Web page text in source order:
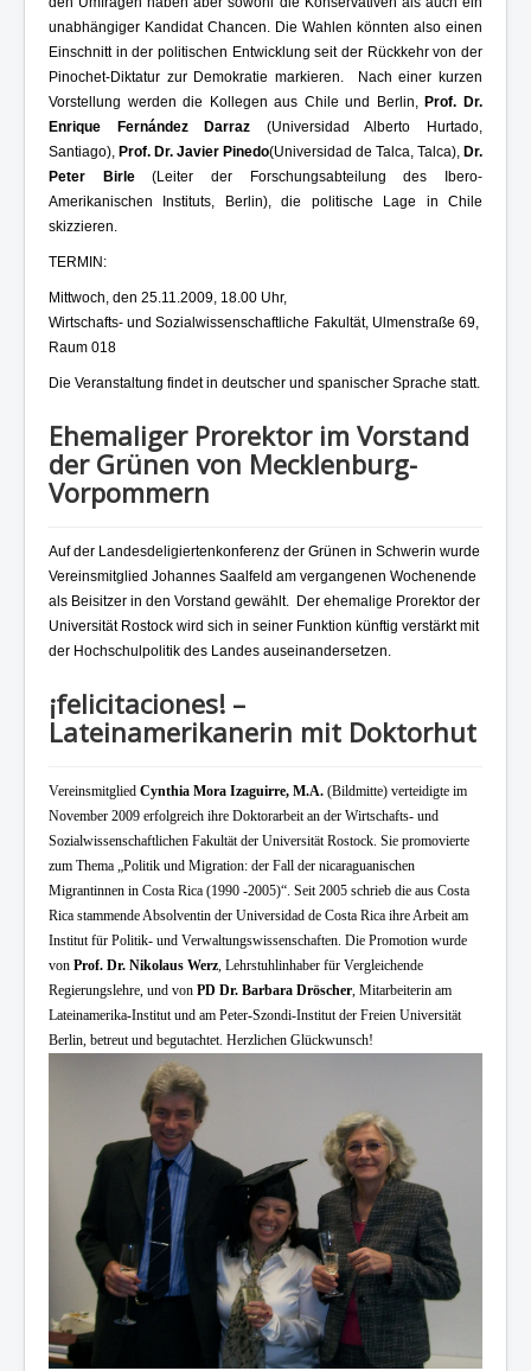
unabhängiger Kandidat Chancen. Die Wahlen könnten also einen
Einschnitt in der politischen Entwicklung seit der Rückkehr von der
Pinochet-Diktatur zur Demokratie markieren. Nach einer kurzen
Vorstellung werden die Kollegen aus Chile und Berlin, Prof. Dr.
Enrique Fernández Darraz (Universidad Alberto Hurtado,
Santiago), Prof. Dr. Javier Pinedo(Universidad de Talca, Talca), Dr.
Peter Birle(Leiter der Forschungsabteilung des Ibero-
Amerikanischen Instituts, Berlin), die politische Lage in Chile
skizzieren.
TERMIN:
Mittwoch, den 25.11.2009, 18.00 Uhr,
Wirtschafts- und Sozialwissenschaftliche Fakultät, Ulmenstraße 69,
Raum 018
Die Veranstaltung findet in deutscher und spanischer Sprache statt.
Ehemaliger Prorektor im Vorstand
der Grünen von Mecklenburg-
Vorpommern
Auf der Landesdeligiertenkonferenz der Grünen in Schwerin wurde
Vereinsmitglied Johannes Saalfeld am vergangenen Wochenende
als Beisitzer in den Vorstand gewählt. Der ehemalige Prorektor der
Universität Rostock wird sich in seiner Funktion künftig verstärkt mit
der Hochschulpolitik des Landes auseinandersetzen.
¡felicitaciones! –
Lateinamerikanerin mit Doktorhut
Vereinsmitglied Cynthia Mora Izaguirre, M.A. (Bildmitte) verteidigte im
November 2009 erfolgreich ihre Doktorarbeit an der Wirtschafts- und
Sozialwissenschaftlichen Fakultät der Universität Rostock. Sie promovierte
zum Thema „Politik und Migration: der Fall der nicaraguanischen
Migrantinnen in Costa Rica (1990 -2005)“. Seit 2005 schrieb die aus Costa
Rica stammende Absolventin der Universidad de Costa Rica ihre Arbeit am
Institut für Politik- und Verwaltungswissenschaften. Die Promotion wurde
von Prof. Dr. Nikolaus Werz, Lehrstuhlinhaber für Vergleichende
Regierungslehre, und von PD Dr. Barbara Dröscher, Mitarbeiterin am
Lateinamerika-Institut und am Peter-Szondi-Institut der Freien Universität
Berlin, betreut und begutachtet. Herzlichen Glückwunsch!